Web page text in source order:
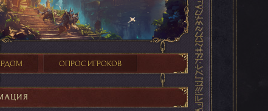
ОПРОС ИГРОКОВ